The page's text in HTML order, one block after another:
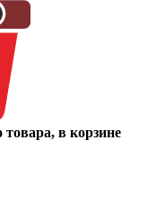
в корзине